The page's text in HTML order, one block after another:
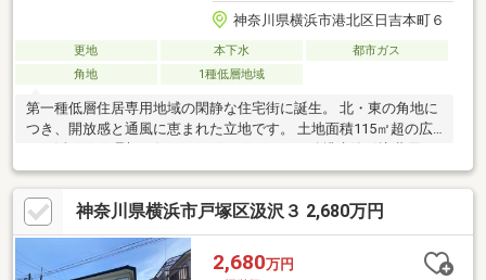
神奈川県横浜市港北区日吉本町６
更地 本下水
都市ガス
角地
1種低層地域
第一種低層住居専用地域の閑静な住宅街に誕生。 北・東の角地に
つき、開放感と通風に恵まれた立地です。 土地面積115㎡超の広
地盤調査費が価格に含まれている点も魅力。バス停も近く、雨の
日の「日吉」駅への移動もスムーズです。
神奈川県横浜市戸塚区汲沢３ 2,680万円
2,680万円